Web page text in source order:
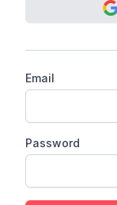
Email
Password